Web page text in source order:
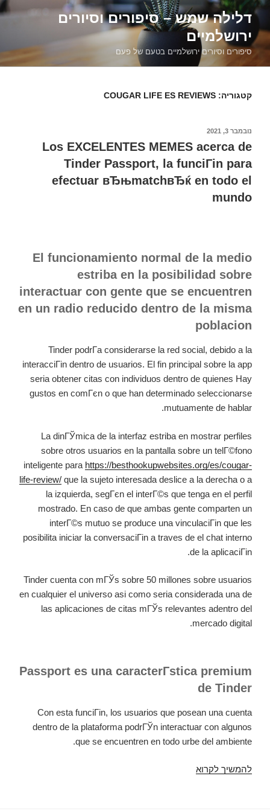
דילוג
לתוכןדלילה שמש – סיפורים וסיורים
ירושלמיים
סיפורים וסיורים ירושלמיים בטעם של פעם
קטגוריה: COUGAR LIFE ES REVIEWS
פורסם
נובמבר 3, 2021
Los EXCELENTES MEMES acerca de
Tinder Passport, la funciГіn para
efectuar вЂњmatchвЂќ en todo el
mundo
El funcionamiento normal de la medio
estriba en la posibilidad sobre
interactuar con gente que se encuentren
en un radio reducido dentro de la misma
poblacion
Tinder podrГ­a considerarse la red social, debido a la
interacciГіn dentro de usuarios. El fin principal sobre la app
seri­a obtener citas con individuos dentro de quienes Hay
gustos en comГєn o que han determinado seleccionarse
mutuamente de hablar.
La dinГЎmica de la interfaz estriba en mostrar perfiles
sobre otros usuarios en la pantalla sobre un telГ©fono
inteligente para https://besthookupwebsites.org/es/cougar-
life-review/ que la sujeto interesada deslice a la derecha o a
la izquierda, segГєn el interГ©s que tenga en el perfil
mostrado. En caso de que ambas gente comparten un
interГ©s mutuo se produce una vinculaciГіn que les
posibilita iniciar la conversaciГіn a traves de el chat interno
de la aplicaciГіn.
Tinder cuenta con mГЎs sobre 50 millones sobre usuarios
en cualquier el universo asi­ como seri­a considerada una de
las aplicaciones de citas mГЎs relevantes adentro del
mercado digital.
Passport es una caracterГ­stica premium
de Tinder
Con esta funciГіn, los usuarios que posean una cuenta
dentro de la plataforma podrГЎn interactuar con algunos
que se encuentren en todo urbe del ambiente.
להמשיך לקרוא